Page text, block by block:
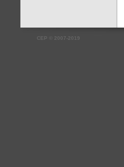
CEP 2007-2019